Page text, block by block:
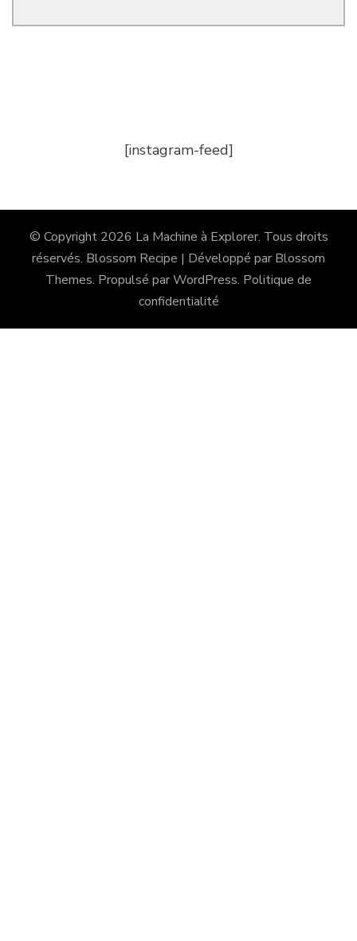
[instagram-feed]
© Copyright 2026 La Machine à Explorer. Tous droits
réservés. Blossom Recipe | Développé par Blossom
Themes. Propulsé parWordPress. Politique de
confidentialité